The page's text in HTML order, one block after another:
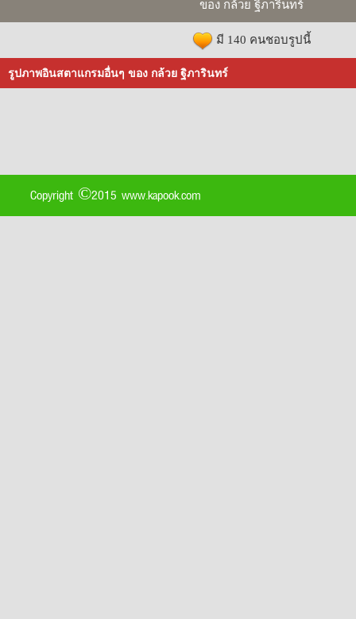
ของ กล้วย ฐิภารินทร์
มี 140 คนชอบรูปนี้
รูปภาพอินสตาแกรมอื่นๆ ของ กล้วย ฐิภารินทร์
Copyright ©2015 www.kapook.com